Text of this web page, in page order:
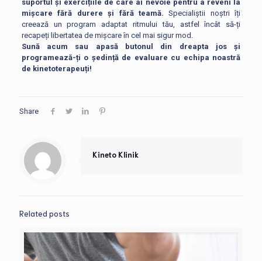
suportul și exercițiile de care ai nevoie pentru a reveni la
mișcare fără durere și fără teamă. Specialiștii noștri îți
creează un program adaptat ritmului tău, astfel încât să-ți
recapeți libertatea de mișcare în cel mai sigur mod.
Sună acum sau apasă butonul din dreapta jos și
programează-ți o ședință de evaluare cu echipa noastră
de kinetoterapeuți!
Share
Kineto Klinik
Related posts